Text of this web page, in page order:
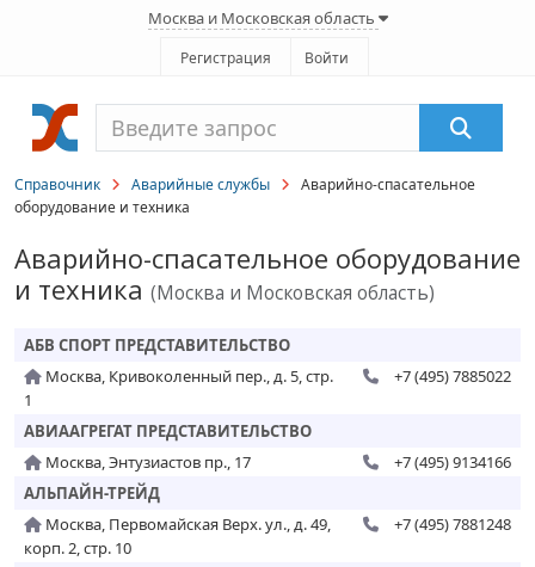
Москва и Московская область
Регистрация Войти
Справочник Аварийные службы
Аварийно-спасательное
оборудование и техника
Аварийно-спасательное оборудование
и техника (Москва и Московская область)
АБВ СПОРТ ПРЕДСТАВИТЕЛЬСТВО
Москва, Кривоколенный пер., д. 5, стр.
1
+7 (495) 7885022
АВИААГРЕГАТ ПРЕДСТАВИТЕЛЬСТВО
Москва, Энтузиастов пр., 17
+7 (495) 9134166
АЛЬПАЙН-ТРЕЙД
Москва, Первомайская Верх. ул., д. 49,
корп. 2, стр. 10
+7 (495) 7881248